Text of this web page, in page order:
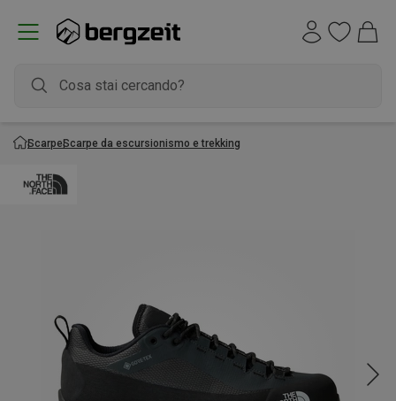
ScarpeScarpe da escursionismo e trekking